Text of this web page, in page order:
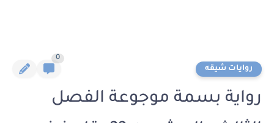
روايات شيقه
0
رواية بسمة موجوعة الفصل